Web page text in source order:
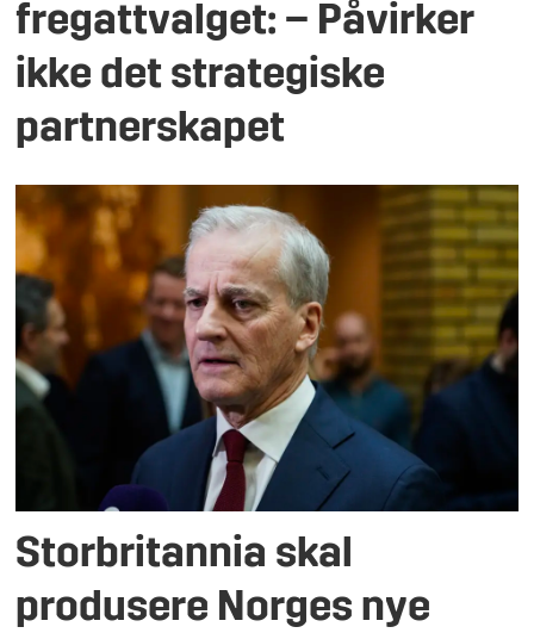
fregattvalget: – Påvirker
ikke det strategiske
partnerskapet
Storbritannia skal
produsere Norges nye